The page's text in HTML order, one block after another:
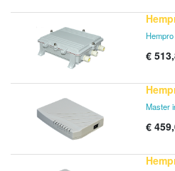
€
Master
€